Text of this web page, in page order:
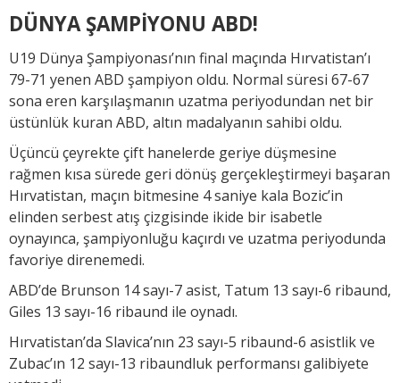
DÜNYA ŞAMPİYONU ABD!
U19 Dünya Şampiyonası’nın final maçında Hırvatistan’ı
79-71 yenen ABD şampiyon oldu. Normal süresi 67-67
sona eren karşılaşmanın uzatma periyodundan net bir
üstünlük kuran ABD, altın madalyanın sahibi oldu.
Üçüncü çeyrekte çift hanelerde geriye düşmesine
rağmen kısa sürede geri dönüş gerçekleştirmeyi başaran
Hırvatistan, maçın bitmesine 4 saniye kala Bozic’in
elinden serbest atış çizgisinde ikide bir isabetle
oynayınca, şampiyonluğu kaçırdı ve uzatma periyodunda
favoriye direnemedi.
ABD’de Brunson 14 sayı-7 asist, Tatum 13 sayı-6 ribaund,
Giles 13 sayı-16 ribaund ile oynadı.
Hırvatistan’da Slavica’nın 23 sayı-5 ribaund-6 asistlik ve
Zubac’ın 12 sayı-13 ribaundluk performansı galibiyete